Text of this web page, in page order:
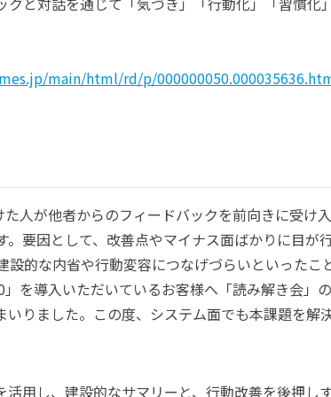
main/html/rd/p/
人が他者からのフィードバックを前向きに受け
。要因として、改善点やマイナス面ばかりに目が
設的な内省や行動変容につなげづらいといったこ
を導入いただいているお客様へ「読み解き会」
りました。この度、システム面でも本課題を解
用し、建設的なサマリーと、行動改善を後押し